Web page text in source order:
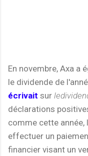
En novembre, Axa a
le dividende de
écrivait sur
déclarations
comme cette année,
effectuer un
financier visant un